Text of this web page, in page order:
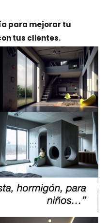
para mejorar tu
tus clientes.